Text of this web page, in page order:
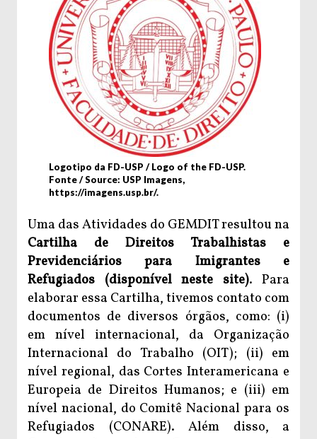
Logotipo da FD-USP / Logo of the FD-USP.
Fonte / Source: USP Imagens,
https://imagens.usp.br/.
Uma das Atividades do GEMDIT resultou na
Cartilha de Direitos Trabalhistas e
Previdenciários para Imigrantes e
Refugiados (disponível neste site). Para
elaborar essa Cartilha, tivemos contato com
documentos de diversos órgãos, como: (i)
em nível internacional, da Organização
Internacional do Trabalho (OIT); (ii) em
nível regional, das Cortes Interamericana e
Europeia de Direitos Humanos; e (iii) em
nível nacional, do Comitê Nacional para os
Refugiados (CONARE). Além disso, a